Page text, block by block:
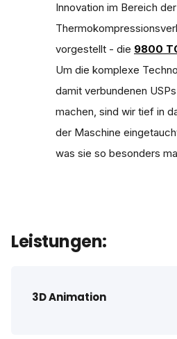
Innovation im Bereich der
vorgestellt - die 9800
Um die komplexe
damit verbundenen
machen, sind wir tief in
der Maschine
was sie so besonders
Leistungen:
3D Animation